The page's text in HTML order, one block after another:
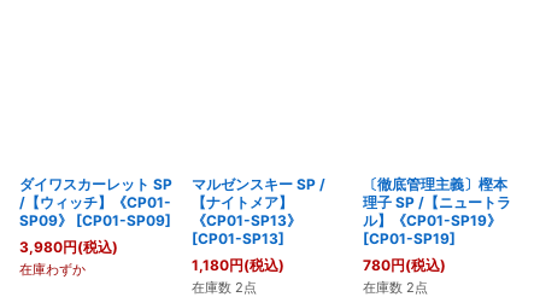
ダイワスカーレット SP
/【ウィッチ】《CP01-
SP09》
[CP01-SP09]
3,980円(税込)
在庫わずか
マルゼンスキー SP /
【ナイトメア】
《CP01-SP13》
[CP01-SP13]
1,180円(税込)
在庫数 2点
〔徹底管理主義〕樫本
理子 SP /【ニュートラ
ル】《CP01-SP19》
[CP01-SP19]
780円(税込)
在庫数 2点